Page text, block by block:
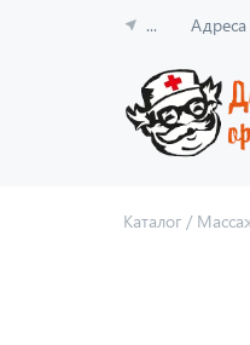
... Адреса
Каталог /